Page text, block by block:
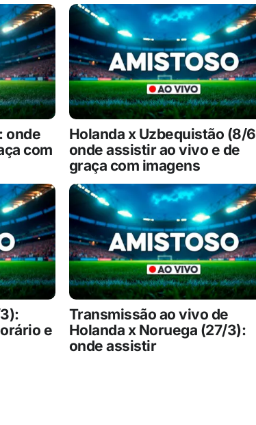
onde
com
Holanda x Uzbequistão (8/
onde assistir ao vivo e de
graça com imagens
e
Transmissão ao vivo de
Holanda x Noruega (27/3):
onde assistir